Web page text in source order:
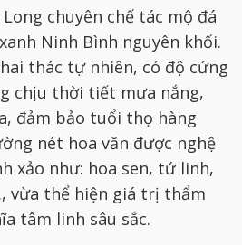
chuyên chế tác mộ đá
Ninh Bình nguyên khối.
thác tự nhiên, có độ cứng
chịu thời tiết mưa nắng,
đảm bảo tuổi thọ hàng
nét hoa văn được nghệ
xảo như: hoa sen, tứ linh,
vừa thể hiện giá trị thẩm
tâm linh sâu sắc.